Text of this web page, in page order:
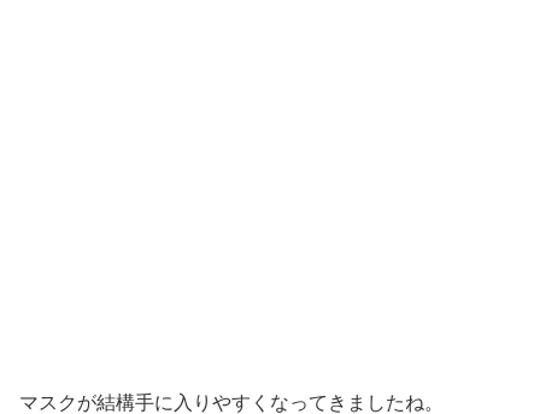
マスクが結構手に入りやすくなってきましたね。